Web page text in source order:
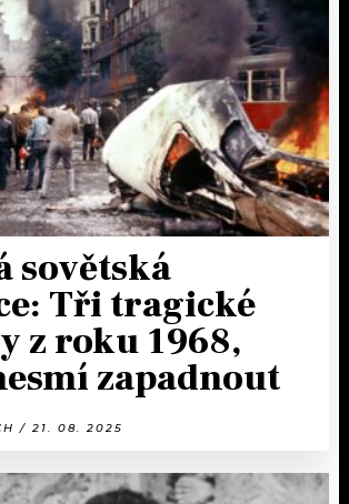
sovětská
Tři tragické
z roku 1968,
zapadnout
/ 21. 08. 2025